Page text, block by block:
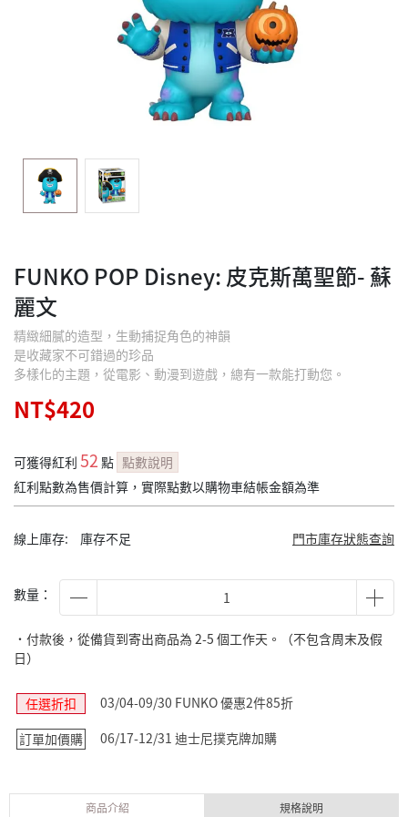
FUNKO POP Disney: 皮克斯萬聖節- 蘇
麗文
精緻細膩的造型，生動捕捉角色的神韻
是收藏家不可錯過的珍品
多樣化的主題，從電影、動漫到遊戲，總有一款能打動您。
NT$420
可獲得紅利 52 點 點數說明
紅利點數為售價計算，實際點數以購物車結帳金額為準
線上庫存: 庫存不足 門市庫存狀態查詢
數量：
˙付款後，從備貨到寄出商品為 2-5 個工作天。（不包含周末及假
日）
任選折扣
03/04-09/30 FUNKO 優惠2件85折
訂單加價購
06/17-12/31 迪士尼撲克牌加購
商品介紹 規格說明